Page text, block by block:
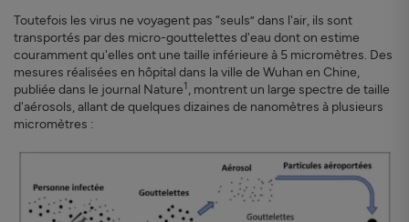
Toutefois les virus ne voyagent pas “seuls” dans l'air, ils sont
transportés par des micro-gouttelettes d'eau dont on estime
couramment qu'elles ont une taille inférieure à 5 micromètres. Des
mesures réalisées en hôpital dans la ville de Wuhan en Chine,
publiée dans le journal Nature1, montrent un large spectre de taille
d'aérosols, allant de quelques dizaines de nanomètres à plusieurs
micromètres :